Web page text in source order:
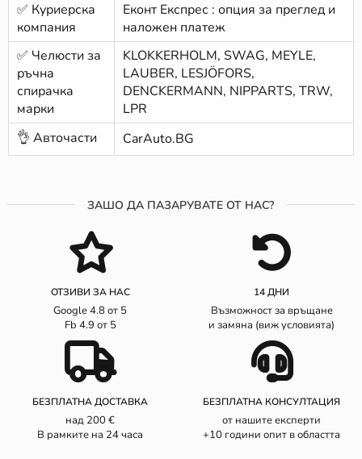
✅ Куриерска
компания
Еконт Експрес : опция за преглед и
наложен платеж
✅ Челюсти за
ръчна
спирачка
марки
KLOKKERHOLM, SWAG, MEYLE,
LAUBER, LESJÖFORS,
DENCKERMANN, NIPPARTS, TRW,
LPR
👌 Авточасти
CarAuto.BG
ЗАШО ДА ПАЗАРУВАТЕ ОТ НАС?
ОТЗИВИ ЗА НАС
Google 4.8 от 5
Fb 4.9 от 5
14 ДНИ
Възможност за връщане
и замяна (виж условията)
БЕЗПЛАТНА ДОСТАВКА
над 200 €
В рамките на 24 часа
БЕЗПЛАТНА КОНСУЛТАЦИЯ
от нашите експерти
+10 години опит в областта